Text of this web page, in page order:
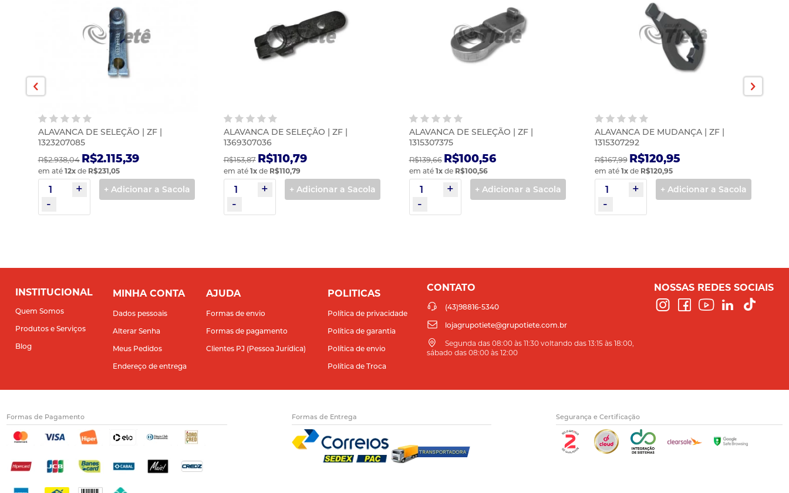
ALAVANCA DE SELEÇÃO | ZF |
1323207085
R$2.938,04 R$2.115,39
em até 12xde R$231,05
+ Adicionar a Sacola
ALAVANCA DE SELEÇÃO | ZF |
1369307036
R$153,87 R$110,79
em até 1xde R$110,79
+ Adicionar a Sacola
ALAVANCA DE SELEÇÃO | ZF |
1315307375
R$139,66 R$100,56
em até 1xde R$100,56
+ Adicionar a Sacola
ALAVANCA DE MUDANÇA | ZF |
1315307292
R$167,99 R$120,95
em até 1xde R$120,95
+ Adicionar a Sacola
INSTITUCIONAL
Quem Somos
Produtos e Serviços
Blog
MINHA CONTA
Dados pessoais
Alterar Senha
Meus Pedidos
Endereço de entrega
AJUDA
Formas de envio
Formas de pagamento
Clientes PJ (Pessoa Jurídica)
POLITICAS
Política de privacidade
Política de garantia
Política de envio
Política de Troca
CONTATO
(43)98816-5340
lojagrupotiete@grupotiete.com.br
Segunda das 08:00 às 11:30 voltando das 13:15 às 18:00,
sábado das 08:00 às 12:00
NOSSAS REDES SOCIAIS
Formas de Pagamento Formas de Entrega Segurança e Certificação